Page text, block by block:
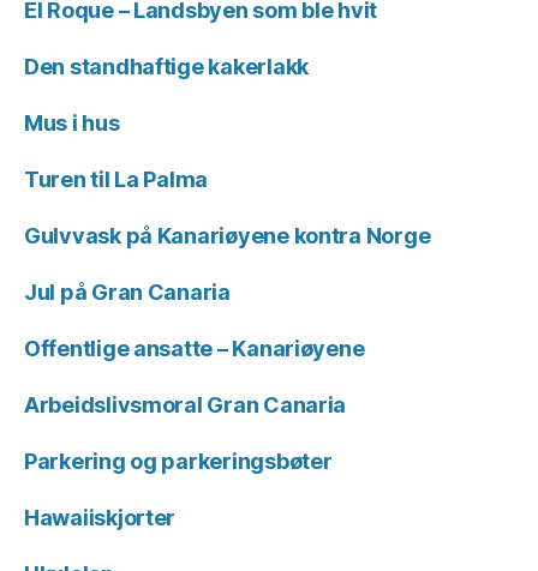
El Roque – Landsbyen som ble hvit
Den standhaftige kakerlakk
Mus i hus
Turen til La Palma
Gulvvask på Kanariøyene kontra Norge
Jul på Gran Canaria
Offentlige ansatte – Kanariøyene
Arbeidslivsmoral Gran Canaria
Parkering og parkeringsbøter
Hawaiiskjorter